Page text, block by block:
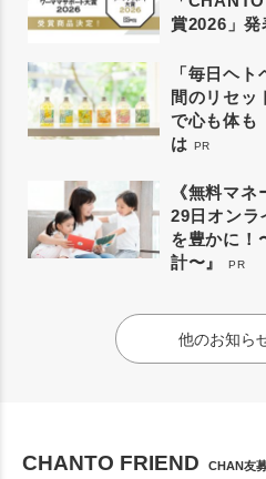
賞2026」発
「毎日ヘ
間のリセッ
で心も体も
は PR
《無料マ
29日オンラ
を豊かに！
計〜』
PR
他のお知ら
CHANTO FRIEND CHAN友